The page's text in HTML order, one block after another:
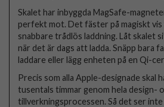
Skalet har inbyggda MagSafe-
perfekt mot. Det fäster på magiskt vis
snabbare trådlös laddning. Låt skalet
när det är dags att ladda. Snäpp bara
laddare eller lägg enheten på en Qi-
Precis som alla Apple-designade skal
tusentals timmar genom hela design-
tillverkningsprocessen. Så det ser